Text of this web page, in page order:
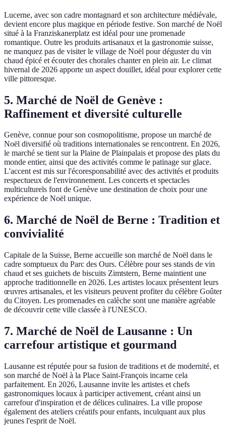
Lucerne, avec son cadre montagnard et son architecture médiévale,
devient encore plus magique en période festive. Son marché de Noël
situé à la Franziskanerplatz est idéal pour une promenade
romantique. Outre les produits artisanaux et la gastronomie suisse,
ne manquez pas de visiter le village de Noël pour déguster du vin
chaud épicé et écouter des chorales chanter en plein air. Le climat
hivernal de 2026 apporte un aspect douillet, idéal pour explorer cette
ville pittoresque.
5. Marché de Noël de Genève :
Raffinement et diversité culturelle
Genève, connue pour son cosmopolitisme, propose un marché de
Noël diversifié où traditions internationales se rencontrent. En 2026,
le marché se tient sur la Plaine de Plainpalais et propose des plats du
monde entier, ainsi que des activités comme le patinage sur glace.
L'accent est mis sur l'écoresponsabilité avec des activités et produits
respectueux de l'environnement. Les concerts et spectacles
multiculturels font de Genève une destination de choix pour une
expérience de Noël unique.
6. Marché de Noël de Berne : Tradition et
convivialité
Capitale de la Suisse, Berne accueille son marché de Noël dans le
cadre somptueux du Parc des Ours. Célèbre pour ses stands de vin
chaud et ses guichets de biscuits Zimtstern, Berne maintient une
approche traditionnelle en 2026. Les artistes locaux présentent leurs
œuvres artisanales, et les visiteurs peuvent profiter du célèbre Goûter
du Citoyen. Les promenades en calèche sont une manière agréable
de découvrir cette ville classée à l'UNESCO.
7. Marché de Noël de Lausanne : Un
carrefour artistique et gourmand
Lausanne est réputée pour sa fusion de traditions et de modernité, et
son marché de Noël à la Place Saint-François incarne cela
parfaitement. En 2026, Lausanne invite les artistes et chefs
gastronomiques locaux à participer activement, créant ainsi un
carrefour d'inspiration et de délices culinaires. La ville propose
également des ateliers créatifs pour enfants, inculquant aux plus
jeunes l'esprit de Noël.